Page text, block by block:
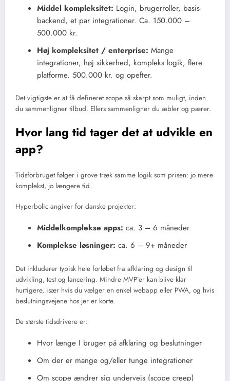
Middel kompleksitet: Login, brugerroller, basis-
backend, et par integrationer. Ca. 150.000 –
500.000 kr.
Høj kompleksitet / enterprise: Mange
integrationer, høj sikkerhed, kompleks logik, flere
platforme. 500.000 kr. og opefter.
Det vigtigste er at få defineret scope så skarpt som muligt, inden
du sammenligner tilbud. Ellers sammenligner du æbler og pærer.
Hvor lang tid tager det at udvikle en
app?
Tidsforbruget følger i grove træk samme logik som prisen: jo mere
komplekst, jo længere tid.
Hyperbolic angiver for danske projekter:
Middelkomplekse apps: ca. 3 – 6 måneder
Komplekse løsninger: ca. 6 – 9+ måneder
Det inkluderer typisk hele forløbet fra afklaring og design til
udvikling, test og lancering. Mindre MVP’er kan blive klar
hurtigere, især hvis du vælger en enkel webapp eller PWA, og hvis
beslutningsvejene hos jer er korte.
De største tidsdrivere er:
Hvor længe I bruger på afklaring og beslutninger
Om der er mange og/eller tunge integrationer
Om scope ændrer sig undervejs (scope creep)